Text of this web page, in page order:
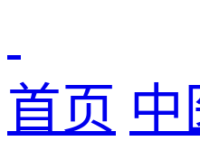
首页 中